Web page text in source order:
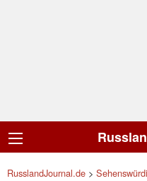
RusslandJournal.de >